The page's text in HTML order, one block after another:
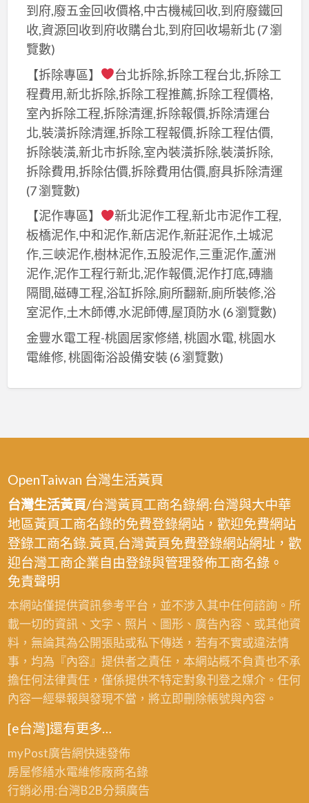
到府,廢五金回收價格,中古機械回收,到府廢鐵回
收,資源回收到府收購台北,到府回收場新北 (7 瀏
覽數)
【拆除專區】
台北拆除,拆除工程台北,拆除工
程費用,新北拆除,拆除工程推薦,拆除工程價格,
室內拆除工程,拆除清運,拆除報價,拆除清運台
北,裝潢拆除清運,拆除工程報價,拆除工程估價,
拆除裝潢,新北市拆除,室內裝潢拆除,裝潢拆除,
拆除費用,拆除估價,拆除費用估價,廚具拆除清運
(7 瀏覽數)
【泥作專區】
新北泥作工程,新北市泥作工程,
板橋泥作,中和泥作,新店泥作,新莊泥作,土城泥
作,三峽泥作,樹林泥作,五股泥作,三重泥作,蘆洲
泥作,泥作工程行新北,泥作報價,泥作打底,磚牆
隔間,磁磚工程,浴缸拆除,廁所翻新,廁所裝修,浴
室泥作,土木師傅,水泥師傅,屋頂防水(6 瀏覽數)
金豐水電工程-桃園居家修繕, 桃園水電, 桃園水
電維修, 桃園衛浴設備安裝 (6 瀏覽數)
OpenTaiwan 台灣生活黃頁
台灣生活黃頁/台灣黃頁工商名錄網:台灣與大中華
地區黃頁工商名錄的免費登錄網站，歡迎免費網站
登錄工商名錄.黃頁,台灣黃頁免費登錄網站網址，歡
迎台灣工商企業自由登錄與管理發佈工商名錄。
免責聲明
本網站僅提供資訊參考平台，並不涉入其中任何諮詢。所
載一切的資訊、文字、照片、圖形、廣告內容、或其他資
料，無論其為公開張貼或私下傳送，若有不實或違法情
事，均為『內容』提供者之責任，本網站概不負責也不承
擔任何法律責任，僅係提供不特定對象刊登之媒介。任何
內容一經舉報與發現不當，將立即刪除帳號與內容。
[e台灣]還有更多…
myPost廣告網快速發佈
房屋修繕水電維修廠商名錄
行銷必用:台灣B2B分類廣告